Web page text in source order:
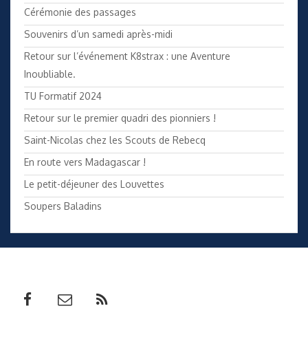
Cérémonie des passages
Souvenirs d’un samedi après-midi
Retour sur l’événement K8strax : une Aventure
Inoubliable.
TU Formatif 2024
Retour sur le premier quadri des pionniers !
Saint-Nicolas chez les Scouts de Rebecq
En route vers Madagascar !
Le petit-déjeuner des Louvettes
Soupers Baladins